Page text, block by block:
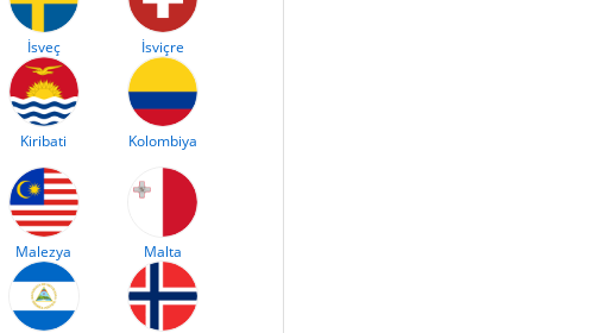
İsveç İsviçre
Kiribati Kolombiya
Malezya Malta